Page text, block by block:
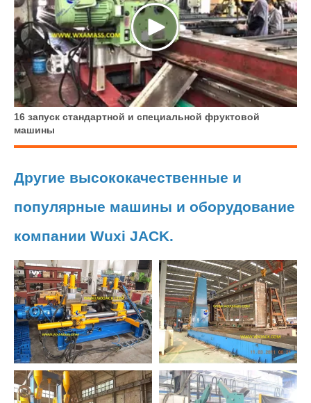
16 запуск стандартной и специальной фруктовой
машины
Другие высококачественные и
популярные машины и оборудование
компании Wuxi JACK.